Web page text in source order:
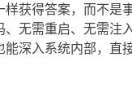
获得答案，而不是
无需重启、无需注
深入系统内部，直